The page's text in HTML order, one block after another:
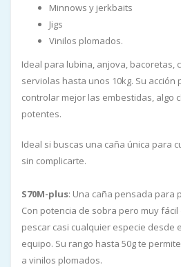
Minnows y jerkbaits
Jigs
Vinilos plomados.
Ideal para lubina, anjova, bacoretas,
serviolas hasta unos 10kg. Su acción
controlar mejor las embestidas, algo
potentes.
Ideal si buscas una caña única para
sin complicarte.
S70M-plus: Una caña pensada para
Con potencia de sobra pero muy
pescar casi cualquier especie desde
equipo. Su rango hasta 50g te
a vinilos plomados.